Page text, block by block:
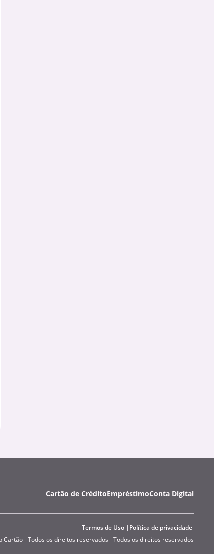
Cartão de CréditoEmpréstimoConta Digital
Termos de Uso
Política de privacidade
Cartão - Todos os direitos reservados - Todos os direitos reservados